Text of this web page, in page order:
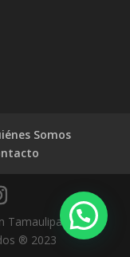
Somos
Tamaulipas |
® 2023